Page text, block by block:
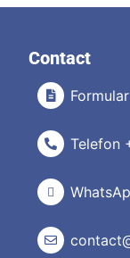
Contact
Telefon